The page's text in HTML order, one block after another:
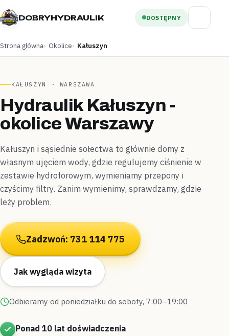
DOBRYHYDRAULIK DOSTĘPNY
Strona główna Okolice Kałuszyn
KAŁUSZYN · WARSZAWA
Hydraulik Kałuszyn -
okolice Warszawy
Kałuszyn i sąsiednie sołectwa to głównie domy z
własnym ujęciem wody, gdzie regulujemy ciśnienie w
zestawie hydroforowym, wymieniamy przepony i
czyścimy filtry. Zanim wymienimy, sprawdzamy, gdzie
leży problem.
Zadzwoń: 731 114 775
Jak wygląda wizyta
Odbieramy od poniedziałku do soboty, 7:00–19:00
Ponad 10 lat doświadczenia